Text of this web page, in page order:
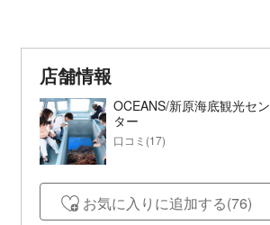
店舗情報
OCEANS/新原海底観光セン
ター
口コミ(17)
お気に入りに追加する(76)